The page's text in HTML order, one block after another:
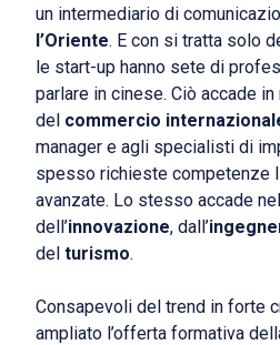
un intermediario di
l’Oriente. E con si tratta solo
le start-up hanno sete di
parlare in cinese. Ciò accade
del commercio
manager e agli specialisti di
spesso richieste competenze
avanzate. Lo stesso accade
dell’innovazione, dall’
del turismo.
Consapevoli del trend in forte
ampliato l’offerta formativa